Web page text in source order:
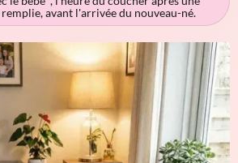
avant l'arrivée du nouveau-né.